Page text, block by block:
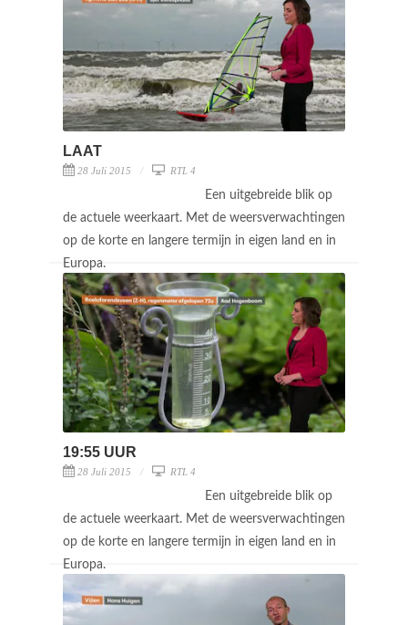
LAAT
28 Juli 2015 RTL 4
Een uitgebreide blik op
de actuele weerkaart. Met de weersverwachtingen
op de korte en langere termijn in eigen land en in
Europa.
19:55 UUR
28 Juli 2015 RTL 4
Een uitgebreide blik op
de actuele weerkaart. Met de weersverwachtingen
op de korte en langere termijn in eigen land en in
Europa.